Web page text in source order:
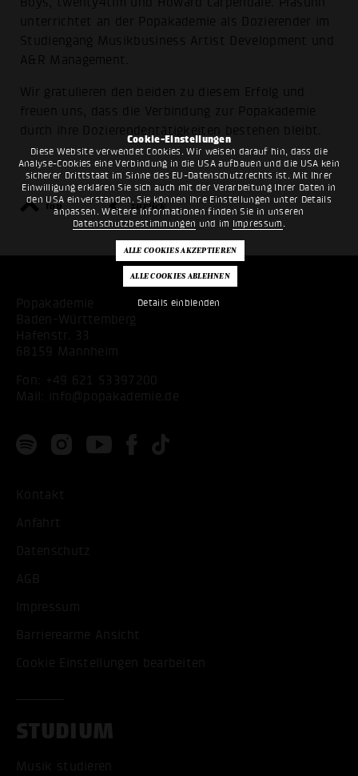
Cookie-Einstellungen
Diese Website verwendet Cookies. Wir weisen darauf hin, dass die
Analyse-Cookies eine Verbindung in die USA aufbauen und die USA kein
sicherer Drittstaat im Sinne des EU-Datenschutzrechts ist. Mit Ihrer
Einwilligung erklären Sie sich auch mit der Verarbeitung Ihrer Daten in
den USA einverstanden. Sie können Ihre Einstellungen unter Details
anpassen. Weitere Informationen finden Sie in unseren
Datenschutzbestimmungen und im Impressum .
Details einblenden
unterrichtet an der Popakademie als Dozierender im
Studiengang Musikbusiness Artist Development und
A&R Management.
Wir gratulieren den beiden zu diesem Erfolg und
freuen uns, dass die Verbindung zur Popakademie
durch ihre Dozierendentätigkeiten bestehen bleibt.
top zurück
Popakademie
Baden-Württemberg
Hafenstr. 33
68159 Mannheim
Fon:
+49 621 53397200
Mail:
info@popakademie.de
Kontakt
Anfahrt
Datenschutz
AGB
Impressum
Barrierearme Ansicht
Cookie Einstellungen bearbeiten
STUDIUM
Musik studieren